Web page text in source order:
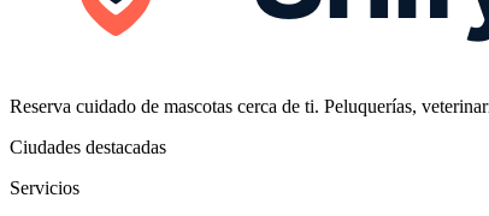
Reserva cuidado de mascotas cerca de ti. Peluquerías,
Ciudades destacadas
Servicios